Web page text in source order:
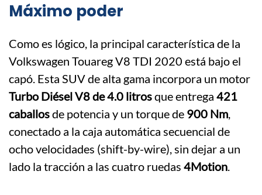
Máximo poder
Como es lógico, la principal característica de la
Volkswagen Touareg V8 TDI 2020 está bajo el
capó. Esta SUV de alta gama incorpora un motor
Turbo Diésel V8 de 4.0 litrosque entrega 421
caballosde potencia y un torque de 900 Nm,
conectado a la caja automática secuencial de
ocho velocidades (shift-by-wire), sin dejar a un
lado la tracción a las cuatro ruedas 4Motion.